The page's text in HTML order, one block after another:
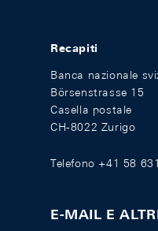
Recapiti
Banca nazionale
Börsenstrasse 15
Casella postale
CH-8022 Zurigo
Telefono +41 58
E-MAIL E